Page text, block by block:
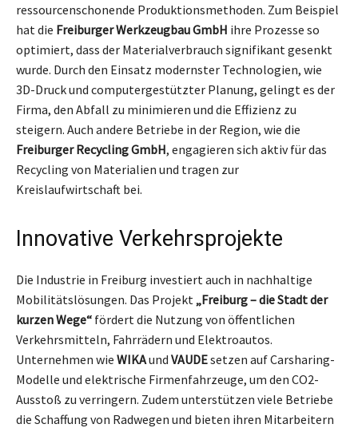
ressourcenschonende Produktionsmethoden. Zum Beispiel
hat die Freiburger Werkzeugbau GmbH ihre Prozesse so
optimiert, dass der Materialverbrauch signifikant gesenkt
wurde. Durch den Einsatz modernster Technologien, wie
3D-Druck und computergestützter Planung, gelingt es der
Firma, den Abfall zu minimieren und die Effizienz zu
steigern. Auch andere Betriebe in der Region, wie die
Freiburger Recycling GmbH, engagieren sich aktiv für das
Recycling von Materialien und tragen zur
Kreislaufwirtschaft bei.
Innovative Verkehrsprojekte
Die Industrie in Freiburg investiert auch in nachhaltige
Mobilitätslösungen. Das Projekt „Freiburg – die Stadt der
kurzen Wege“ fördert die Nutzung von öffentlichen
Verkehrsmitteln, Fahrrädern und Elektroautos.
Unternehmen wie WIKAund VAUDEsetzen auf Carsharing-
Modelle und elektrische Firmenfahrzeuge, um den CO2-
Ausstoß zu verringern. Zudem unterstützen viele Betriebe
die Schaffung von Radwegen und bieten ihren Mitarbeitern